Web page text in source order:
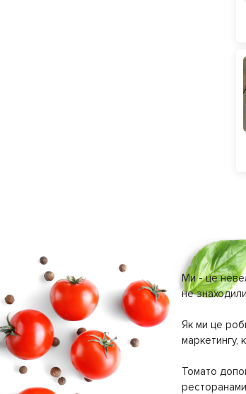
Ми - це
не
Як ми це
маркетингу,
Томато